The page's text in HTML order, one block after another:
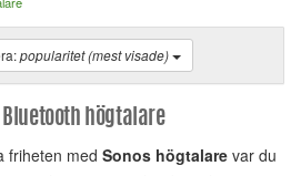
popularitet (mest visade)
Bluetooth högtalare
friheten med Sonos högtalare var du